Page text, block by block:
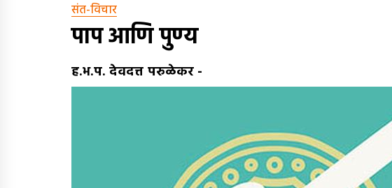
संत-विचार
पाप आणि पुण्य
ह.भ.प. देवदत्त परुळेकर-